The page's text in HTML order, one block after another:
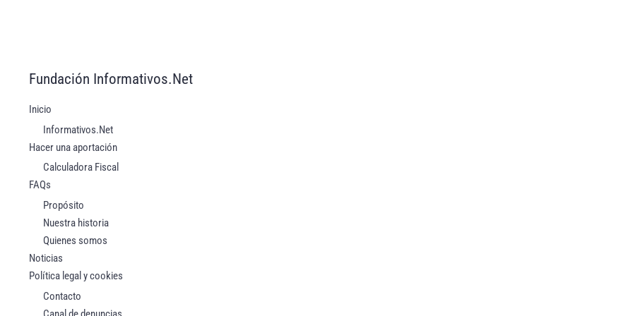
Fundación Informativos.Net
Inicio
Informativos.Net
Hacer una aportación
Calculadora Fiscal
FAQs
Propósito
Nuestra historia
Quienes somos
Noticias
Política legal y cookies
Contacto